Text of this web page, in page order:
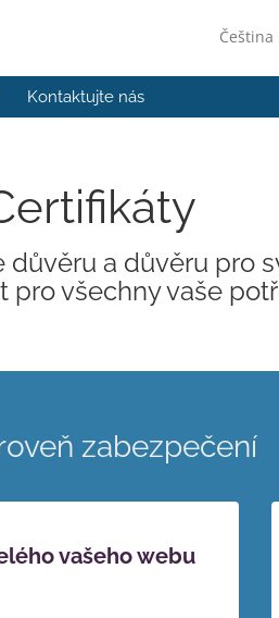
Čeština
Kontaktujte nás
a důvěru pro
pro všechny vaše
zabezpečení
vašeho webu